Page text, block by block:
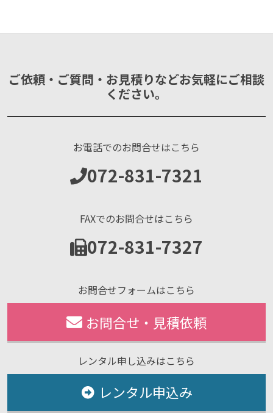
ご依頼・ご質問・お見積りなどお気軽にご相談
ください。
お電話でのお問合せはこちら
072-831-7321
FAXでのお問合せはこちら
072-831-7327
お問合せフォームはこちら
お問合せ・見積依頼
レンタル申し込みはこちら
レンタル申込み